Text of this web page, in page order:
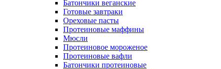
Батончики веганские
Готовые завтраки
Ореховые пасты
Протеиновые маффины
Мюсли
Протеиновое мороженое
Протеиновые вафли
Батончики протеиновые